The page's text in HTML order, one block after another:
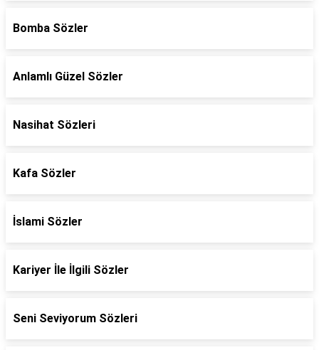
Bomba Sözler
Anlamlı Güzel Sözler
Nasihat Sözleri
Kafa Sözler
İslami Sözler
Kariyer İle İlgili Sözler
Seni Seviyorum Sözleri